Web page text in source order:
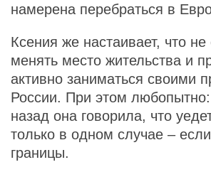
намерена перебраться в
Ксения же настаивает, что не
менять место жительства и
активно заниматься своими
России. При этом любопытно:
назад она говорила, что
только в одном случае –
границы.